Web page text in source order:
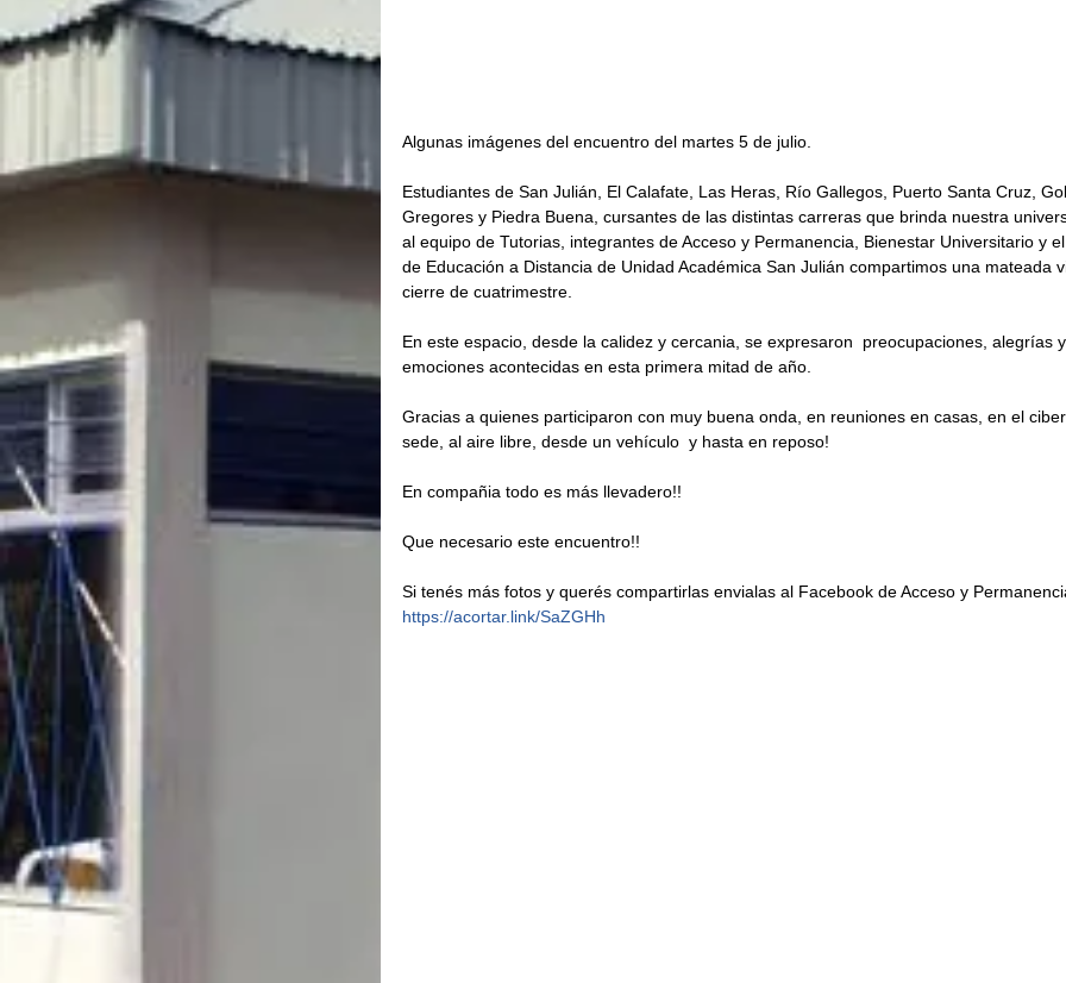
Algunas imágenes del encuentro del martes 5 de julio.
Estudiantes de San Julián, El Calafate, Las Heras, Río Gallegos, Puerto Santa Cruz,
Gregores y Piedra Buena, cursantes de las distintas carreras que brinda nuestra
al equipo de Tutorias, integrantes de Acceso y Permanencia, Bienestar Universitario y
de Educación a Distancia de Unidad Académica San Julián compartimos una mateada
cierre de cuatrimestre.
En este espacio, desde la calidez y cercania, se expresaron  preocupaciones, alegrías
emociones acontecidas en esta primera mitad de año.
Gracias a quienes participaron con muy buena onda, en reuniones en casas, en el
sede, al aire libre, desde un vehículo  y hasta en reposo!
En compañia todo es más llevadero!!
Que necesario este encuentro!!
Si tenés más fotos y querés compartirlas envialas al Facebook de Acceso y
https://acortar.link/SaZGHh